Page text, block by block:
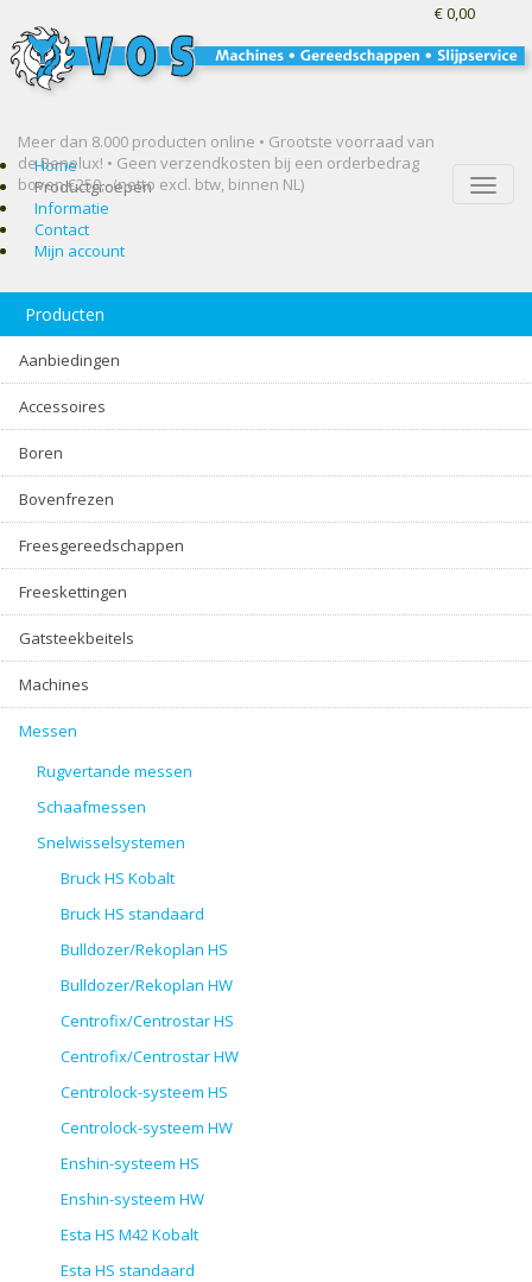
Meer dan 8.000 producten online • Grootste voorraad van
de Benelux! • Geen verzendkosten bij een orderbedrag
boven €250,- (netto excl. btw, binnen NL)
€ 0,00
Toggle
Home
Productgroepen
Informatie
Contact
Mijn account
Producten
Aanbiedingen
Accessoires
Boren
Bovenfrezen
Freesgereedschappen
Freeskettingen
Gatsteekbeitels
Machines
Messen
Rugvertande messen
Schaafmessen
Snelwisselsystemen
Bruck HS Kobalt
Bruck HS standaard
Bulldozer/Rekoplan HS
Bulldozer/Rekoplan HW
Centrofix/Centrostar HS
Centrofix/Centrostar HW
Centrolock-systeem HS
Centrolock-systeem HW
Enshin-systeem HS
Enshin-systeem HW
Esta HS M42 Kobalt
Esta HS standaard